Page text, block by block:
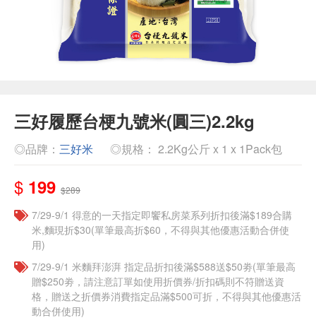
三好履歷台梗九號米(圓三)2.2kg
◎品牌： 三好米 ◎規格： 2.2Kg公斤 x 1 x 1Pack包
$ 199 $289
7/29-9/1 得意的一天指定即饗私房菜系列折扣後滿$189合購
米,麵現折$30(單筆最高折$60，不得與其他優惠活動合併使
用)
7/29-9/1 米麵拜澎湃 指定品折扣後滿$588送$50劵(單筆最高
贈$250劵，請注意訂單如使用折價券/折扣碼則不符贈送資
格，贈送之折價券消費指定品滿$500可折，不得與其他優惠活
動合併使用)